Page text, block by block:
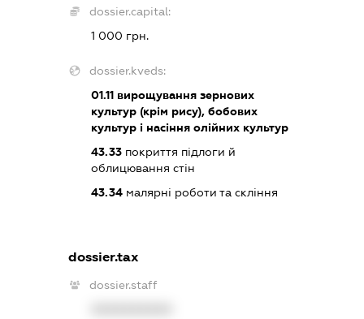
dossier.capital:
1 000 грн.
dossier.kveds:
01.11вирощування зернових
культур (крім рису), бобових
культур і насіння олійних культур
43.33покриття підлоги й
облицювання стін
43.34малярні роботи та скління
dossier.tax
dossier.staff